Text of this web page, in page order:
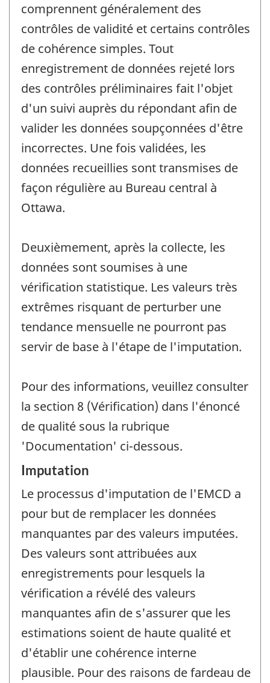
comprennent généralement des
contrôles de validité et certains contrôles
de cohérence simples. Tout
enregistrement de données rejeté lors
des contrôles préliminaires fait l'objet
d'un suivi auprès du répondant afin de
valider les données soupçonnées d'être
incorrectes. Une fois validées, les
données recueillies sont transmises de
façon régulière au Bureau central à
Ottawa.
Deuxièmement, après la collecte, les
données sont soumises à une
vérification statistique. Les valeurs très
extrêmes risquant de perturber une
tendance mensuelle ne pourront pas
servir de base à l'étape de l'imputation.
Pour des informations, veuillez consulter
la section 8 (Vérification) dans l'énoncé
de qualité sous la rubrique
'Documentation' ci-dessous.
Imputation
Le processus d'imputation de l'EMCD a
pour but de remplacer les données
manquantes par des valeurs imputées.
Des valeurs sont attribuées aux
enregistrements pour lesquels la
vérification a révélé des valeurs
manquantes afin de s'assurer que les
estimations soient de haute qualité et
d'établir une cohérence interne
plausible. Pour des raisons de fardeau de